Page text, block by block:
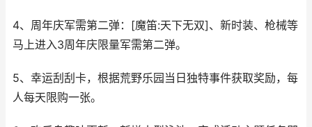
4、周年庆军需第二弹：[魔笛:天下无双]、新时装、枪械等
马上进入3周年庆限量军需第二弹。
5、幸运刮刮卡，根据荒野乐园当日独特事件获取奖励，每
人每天限购一张。